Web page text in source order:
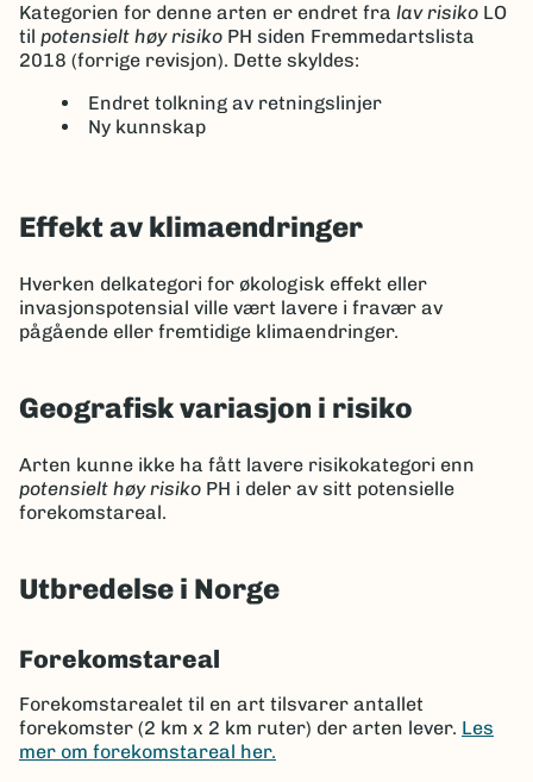
Kategorien for denne arten er endret fra lav risiko LO
til potensielt høy risiko PH siden Fremmedartslista
2018 (forrige revisjon). Dette skyldes:
Endret tolkning av retningslinjer
Ny kunnskap
Effekt av klimaendringer
Hverken delkategori for økologisk effekt eller
invasjonspotensial ville vært lavere i fravær av
pågående eller fremtidige klimaendringer.
Geografisk variasjon i risiko
Arten kunne ikke ha fått lavere risikokategori enn
potensielt høy risiko PH i deler av sitt potensielle
forekomstareal.
Utbredelse i Norge
Forekomstareal
Forekomstarealet til en art tilsvarer antallet
forekomster (2 km x 2 km ruter) der arten lever. Les
mer om forekomstareal her.